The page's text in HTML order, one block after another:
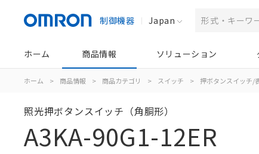
制御機器 Japan
ホーム 商品情報 ソリューション
ホーム > 商品情報 > 商品カテゴリ > スイッチ > 押ボタンスイッチ/
照光押ボタンスイッチ（角胴形）
A3KA-90G1-12ER